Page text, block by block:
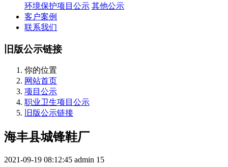
环境保护项目公示 其他公示
客户案例
联系我们
旧版公示链接
你的位置
网站首页
项目公示
职业卫生项目公示
旧版公示链接
海丰县城锋鞋厂
2021-09-19 08:12:45 admin 15